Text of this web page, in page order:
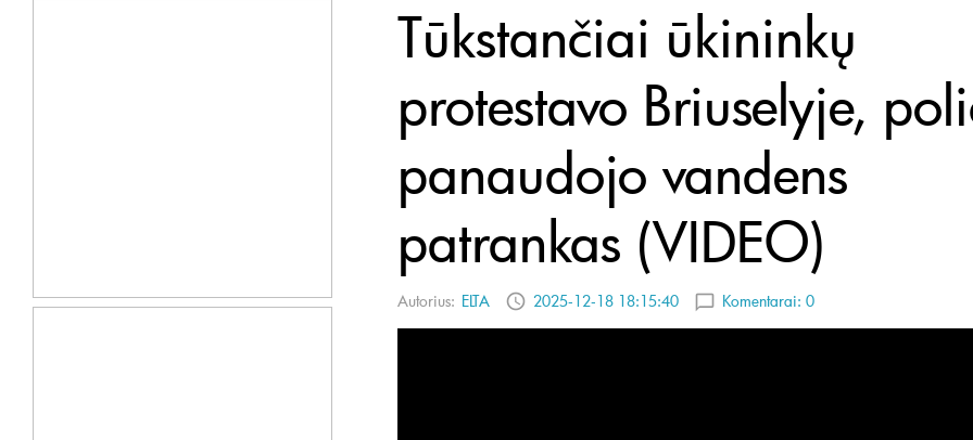
Tūkstančiai ūkininkų
protestavo Briuselyje,
panaudojo vandens
patrankas (VIDEO)
Autorius: ELTA 2025-12-18 18:15:40 Komentarai: 0